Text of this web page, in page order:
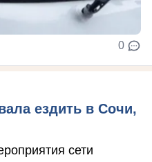
0
ездить в Сочи,
сети